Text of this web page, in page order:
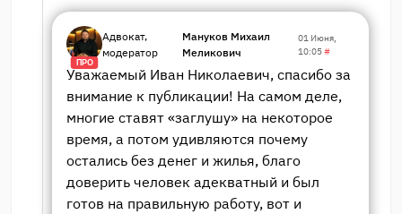
ПРО
Адвокат,
модератор
Мануков Михаил
Меликович
01 Июня,
10:05#
Уважаемый Иван Николаевич, спасибо за
внимание к публикации! На самом деле,
многие ставят «заглушу» на некоторое
время, а потом удивляются почему
остались без денег и жилья, благо
доверить человек адекватный и был
готов на правильную работу, вот и